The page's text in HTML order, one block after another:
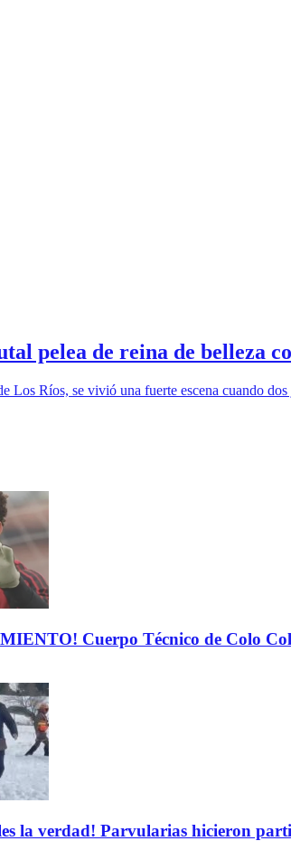
pelea de reina de belleza
Los Ríos, se vivió una fuerte escena cuando
Cuerpo Técnico de Colo
la verdad! Parvularias hicieron